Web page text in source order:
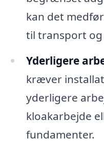
kan det
til transport og
Yderligere
kræver
yderligere
kloakarbejde
fundamenter.